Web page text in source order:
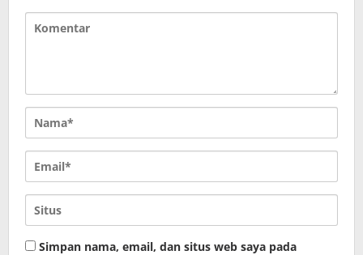
Simpan nama, email, dan situs web saya pada